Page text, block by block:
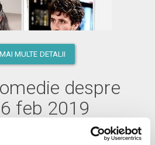
MAI MULTE DETALII
despre
feb 2019